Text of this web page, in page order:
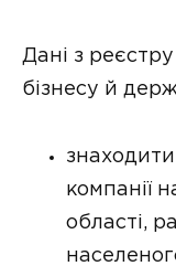
Дані з
бізнесу й
компанії
області,